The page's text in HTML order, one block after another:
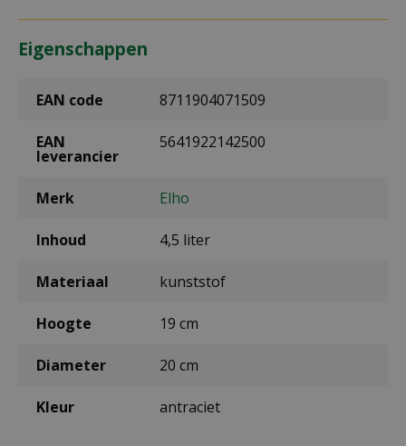
Eigenschappen
EAN code 8711904071509
EAN
leverancier
5641922142500
Merk Elho
Inhoud 4,5 liter
Materiaal kunststof
Hoogte 19 cm
Diameter 20 cm
Kleur antraciet